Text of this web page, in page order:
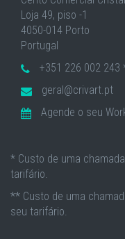
Loja 49, piso -1
4050-014 Porto
Portugal
+351 226 002 243
geral@crivart.pt
Agende o seu
* Custo de uma
tarifário.
** Custo de uma
seu tarifário.